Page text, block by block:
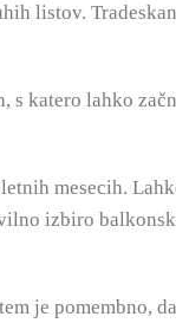
listov.
s katero lahko
mesecih.
izbiro
je pomembno,